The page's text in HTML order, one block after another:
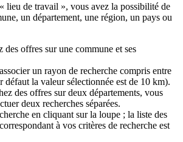
lieu de travail », vous avez la possibilité de
un département, une région, un pays ou
des offres sur une commune et ses
un rayon de recherche compris entre
défaut la valeur sélectionnée est de 10 km).
des offres sur deux départements, vous
deux recherches séparées.
en cliquant sur la loupe ; la liste des
à vos critères de recherche est